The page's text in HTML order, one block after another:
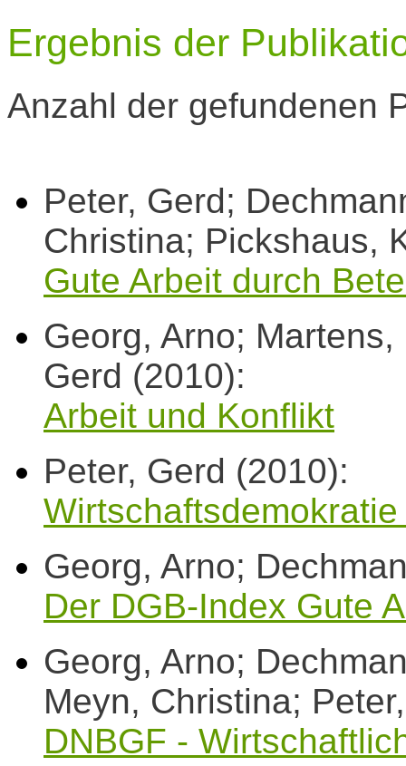
Ergebnis der
Anzahl der gefundenen
Peter, Gerd;
Christina; Pickshaus,
Gute Arbeit durch
Georg, Arno;
Gerd (2010):
Arbeit und Konflikt
Peter, Gerd (2010):
Georg, Arno;
Der DGB-Index Gute
Georg, Arno;
Meyn, Christina;
DNBGF -